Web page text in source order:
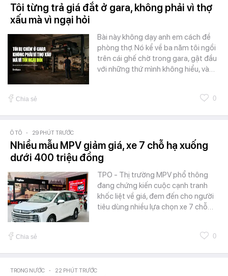
Tôi từng trả giá đắt ở gara, không phải vì thợ
xấu mà vì ngại hỏi
Bài này không dạy anh em cách đề
phòng thợ. Nó kể về ba năm tôi ngồi
trên cái ghế chờ trong gara, gật đầu
với những thứ mình không hiểu, và…
Chia sẻ 0
Ô TÔ - 29 PHÚT TRƯỚC
Nhiều mẫu MPV giảm giá, xe 7 chỗ hạ xuống
dưới 400 triệu đồng
TPO - Thị trường MPV phổ thông
đang chứng kiến cuộc cạnh tranh
khốc liệt về giá, đem đến cho người
tiêu dùng nhiều lựa chọn xe 7 chỗ…
Chia sẻ 0
TRONG NƯỚC - 22 PHÚT TRƯỚC